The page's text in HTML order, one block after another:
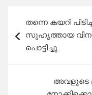
navigation
തന്നെ കയറി
സുഹൃത്തായ
പൊട്ടിച്ചു..
അവളുടെ